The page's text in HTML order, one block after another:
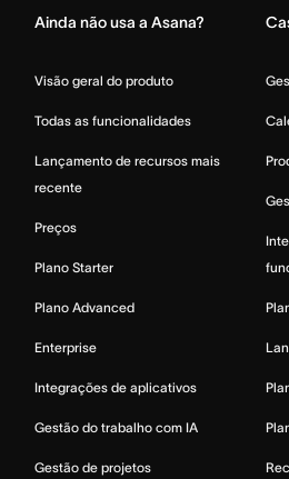
Ainda não usa a Asana?
Visão geral do produto
Todas as funcionalidades
Lançamento de recursos mais
recente
Preços
Plano Starter
Plano Advanced
Enterprise
Integrações de aplicativos
Gestão do trabalho com IA
Gestão de projetos